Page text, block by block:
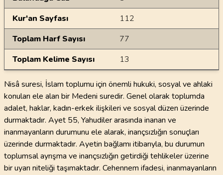
Kur'an Sayfası
112
Toplam Harf Sayısı
77
Toplam Kelime Sayısı
13
Nisâ suresi, İslam toplumu için önemli hukuki, sosyal ve ahlaki
konuları ele alan bir Medeni suredir. Genel olarak toplumda
adalet, haklar, kadın-erkek ilişkileri ve sosyal düzen üzerinde
durmaktadır. Ayet 55, Yahudiler arasında inanan ve
inanmayanların durumunu ele alarak, inançsızlığın sonuçları
üzerinde durmaktadır. Ayetin bağlamı itibarıyla, bu durumun
toplumsal ayrışma ve inançsızlığın getirdiği tehlikeler üzerine
bir uyarı niteliği taşımaktadır. Cehennem ifadesi, inanmayanların